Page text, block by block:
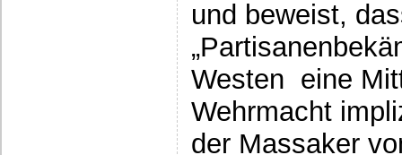
und beweist,
Westen eine
Wehrmacht
der Massaker